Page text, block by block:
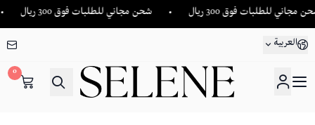
مجاني للطلبات فوق 300 ريال شحن مجاني للطلبات فوق 300 ريال
العربية
SELENE
0